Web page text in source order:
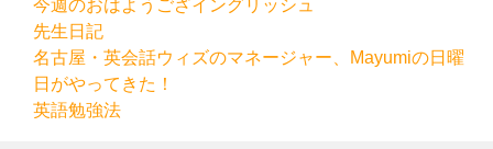
今週のおはようござイングリッシュ
先生日記
名古屋・英会話ウィズのマネージャー、Mayumiの日曜
日がやってきた！
英語勉強法